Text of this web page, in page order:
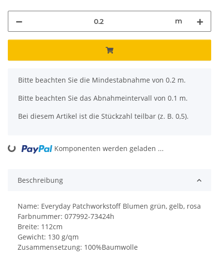
m
x
Bitte beachten Sie die Mindestabnahme von 0.2 m.
Bitte beachten Sie das Abnahmeintervall von 0.1 m.
Bei diesem Artikel ist die Stückzahl teilbar (z. B. 0,5).
Komponenten werden geladen ...
Beschreibung
Name: Everyday Patchworkstoff Blumen grün, gelb, rosa
Farbnummer: 077992-73424h
Breite: 112cm
Gewicht: 130 g/qm
Zusammensetzung: 100%Baumwolle